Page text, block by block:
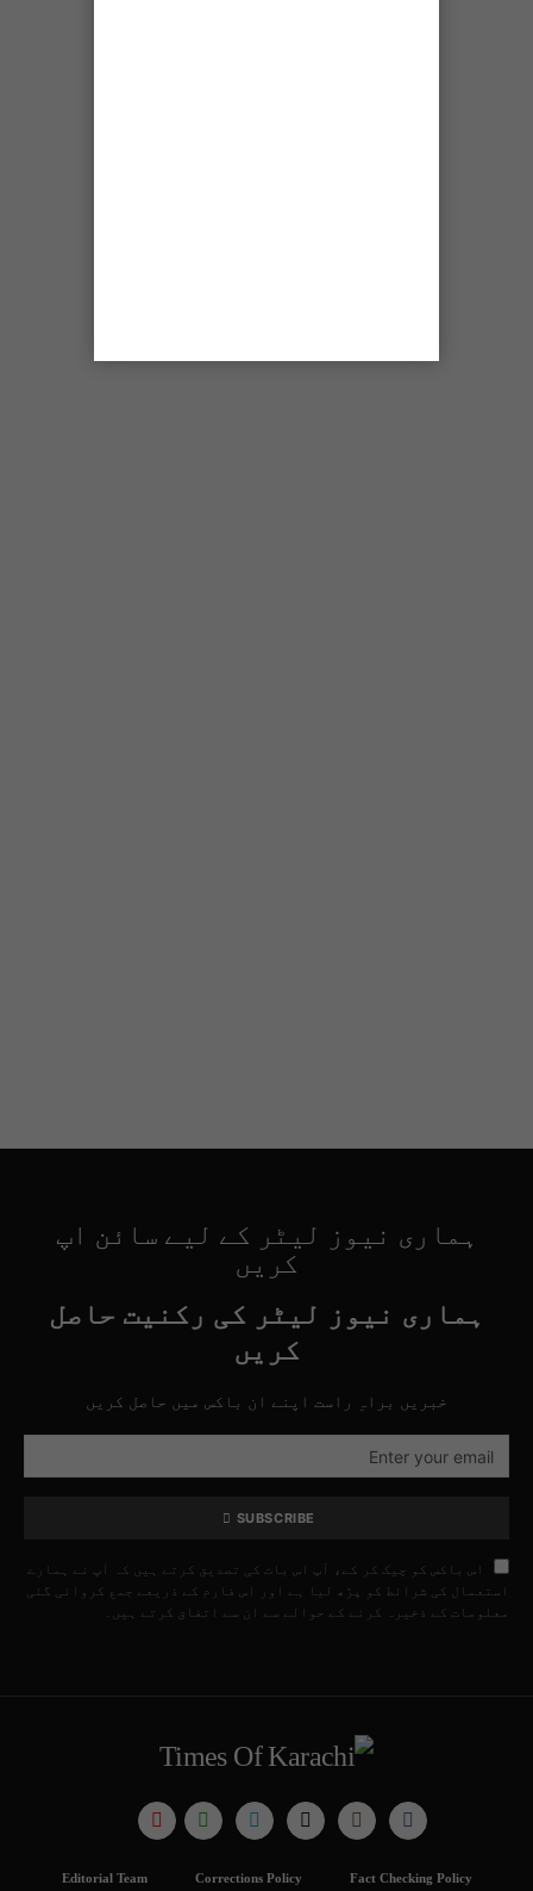
ہماری نیوز لیٹر کے لیے سائن اپ
کریں
ہماری نیوز لیٹر کی رکنیت حاصل
کریں
خبریں براہِ راست اپنے ان باکس میں حاصل کریں
SUBSCRIBE
اس باکس کو چیک کر کے، آپ اس بات کی تصدیق کرتے ہیں کہ آپ نے ہمارے
استعمال کی شرائط کو پڑھ لیا ہے اور اس فارم کے ذریعے جمع کروائی گئی
معلومات کے ذخیرہ کرنے کے حوالے سے ان سے اتفاق کرتے ہیں۔
Fact Checking Policy
Corrections Policy
Editorial Team